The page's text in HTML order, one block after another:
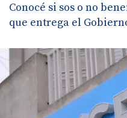
Conocé si sos o no
que entrega el